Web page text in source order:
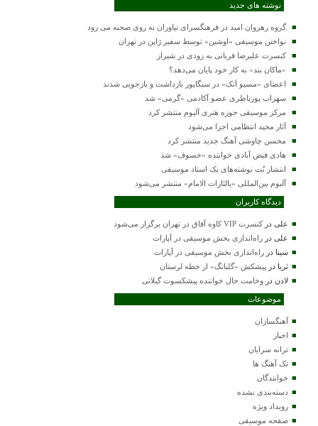
نوشته های جدید
گروه رهروان امید در فرهنگسرای نیاوران به روی صحنه می رود
نواختن موسیقی «اوشین» توسط سفیر ژاپن در تهران
کنسرت علیرضا قربانی به زودی در شیراز
«ماکان بند» به کار خود پایان می‌دهد؟
اعضای «مسیو اَتک» در سنگاپور بازداشت و بازجویی شدند
سهراب پورناظری عضو آکادمی «گرمی» شد
مرکز موسیقی حوزه هنری آلبوم منتشر کرد
آثار مجید انتظامی اجرا می‌شود
محسن چاوشی آهنگ جدید منتشر کرد
هادی فیض آبادی خواننده «خسوف» شد
انتشار نُت نوشته‌های یک استاد موسیقی
آلبوم بین‌المللی «یالثارات الامام» منتشر می‌شود
دیدگاه کاربران
علی درکنسرت VIP کاوه آفاق در تهران برگزار می‌شود
علی در راه‌اندازی بخش موسیقی در آپارات
سینا در راه‌اندازی بخش موسیقی در آپارات
ثریا در پیشکش «گلبانگ» از خطه لرستان
لادن در وخامت حال خواننده پیشکسوت گیلانی
موضوعات
آهنگسازان
اخبار
ترانه سرایان
تک آهنگ ها
خوانندگان
دسته‌بندی نشده
رویداد ویژه
صفحه موسیقی